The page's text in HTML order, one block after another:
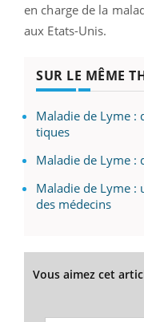
en charge de la
aux Etats-Unis.
SUR LE MÊME
Maladie de Lyme :
tiques
Maladie de Lyme :
Maladie de Lyme :
des médecins
Vous aimez cet